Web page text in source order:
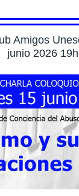
Amigos
junio 2026 19h